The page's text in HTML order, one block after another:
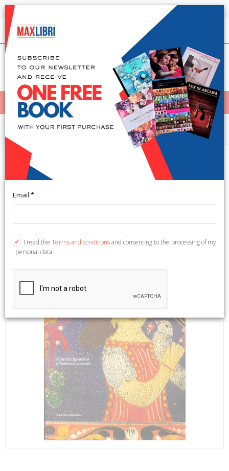
Shipping in 24h for all available books
English
< Home
MENÙ
Arts and Architecture
L'enciclopedia dei poveri. I
proverbi marchigiani
pp. 340, ill. b/n e col., cm 21,5x28,5.
Email *
I read the Terms and conditionsand consenting to the processing of my
personal data